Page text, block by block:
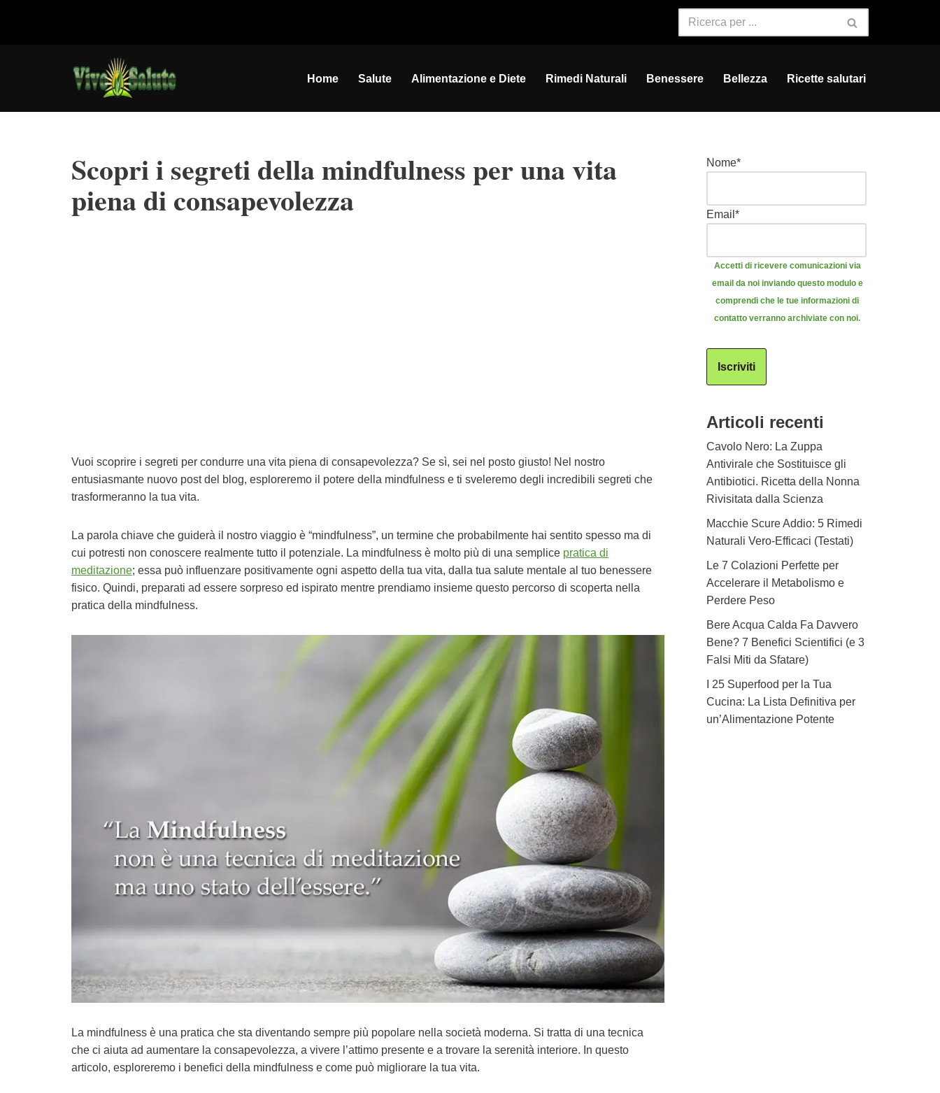
Home Salute Alimentazione e Diete Rimedi Naturali Benessere Bellezza Ricette salutari
Scopri i segreti della mindfulness per una vita
piena di consapevolezza
Vuoi scoprire i segreti per condurre una vita piena di consapevolezza? Se sì, sei nel posto giusto! Nel nostro
entusiasmante nuovo post del blog, esploreremo il potere della mindfulness e ti sveleremo degli incredibili segreti che
trasformeranno la tua vita.
La parola chiave che guiderà il nostro viaggio è “mindfulness”, un termine che probabilmente hai sentito spesso ma di
cui potresti non conoscere realmente tutto il potenziale. La mindfulness è molto più di una semplice pratica di
meditazione; essa può influenzare positivamente ogni aspetto della tua vita, dalla tua salute mentale al tuo benessere
fisico. Quindi, preparati ad essere sorpreso ed ispirato mentre prendiamo insieme questo percorso di scoperta nella
pratica della mindfulness.
La mindfulness è una pratica che sta diventando sempre più popolare nella società moderna. Si tratta di una tecnica
che ci aiuta ad aumentare la consapevolezza, a vivere l’attimo presente e a trovare la serenità interiore. In questo
articolo, esploreremo i benefici della mindfulness e come può migliorare la tua vita.
Nome*
Email *
Accetti di ricevere comunicazioni via
email da noi inviando questo modulo e
comprendi che le tue informazioni di
contatto verranno archiviate con noi.
Iscriviti
Articoli recenti
Cavolo Nero: La Zuppa
Antivirale che Sostituisce gli
Antibiotici. Ricetta della Nonna
Rivisitata dalla Scienza
Macchie Scure Addio: 5 Rimedi
Naturali Vero-Efficaci (Testati)
Le 7 Colazioni Perfette per
Accelerare il Metabolismo e
Perdere Peso
Bere Acqua Calda Fa Davvero
Bene? 7 Benefici Scientifici (e 3
Falsi Miti da Sfatare)
I 25 Superfood per la Tua
Cucina: La Lista Definitiva per
un’Alimentazione Potente